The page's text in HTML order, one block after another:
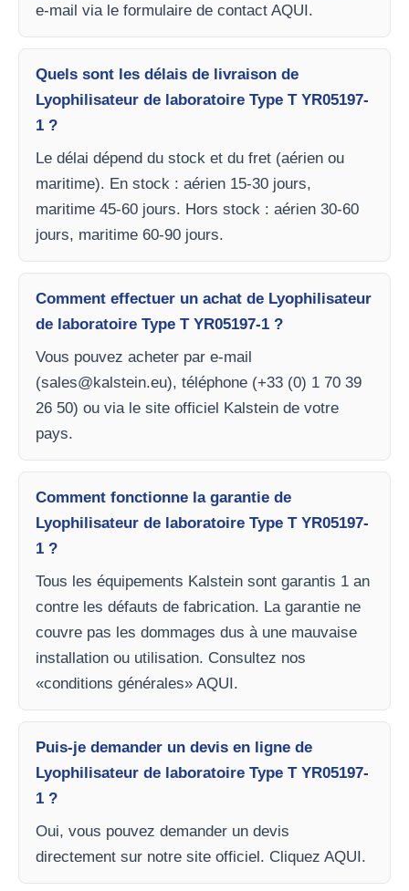
e-mail via le formulaire de contact AQUI.
Quels sont les délais de livraison de
Lyophilisateur de laboratoire Type T YR05197-
1 ?
Le délai dépend du stock et du fret (aérien ou
maritime). En stock : aérien 15-30 jours,
maritime 45-60 jours. Hors stock : aérien 30-60
jours, maritime 60-90 jours.
Comment effectuer un achat de Lyophilisateur
de laboratoire Type T YR05197-1 ?
Vous pouvez acheter par e-mail
(sales@kalstein.eu), téléphone (+33 (0) 1 70 39
26 50) ou via le site officiel Kalstein de votre
pays.
Comment fonctionne la garantie de
Lyophilisateur de laboratoire Type T YR05197-
1 ?
Tous les équipements Kalstein sont garantis 1 an
contre les défauts de fabrication. La garantie ne
couvre pas les dommages dus à une mauvaise
installation ou utilisation. Consultez nos
«conditions générales» AQUI.
Puis-je demander un devis en ligne de
Lyophilisateur de laboratoire Type T YR05197-
1 ?
Oui, vous pouvez demander un devis
directement sur notre site officiel. Cliquez AQUI.